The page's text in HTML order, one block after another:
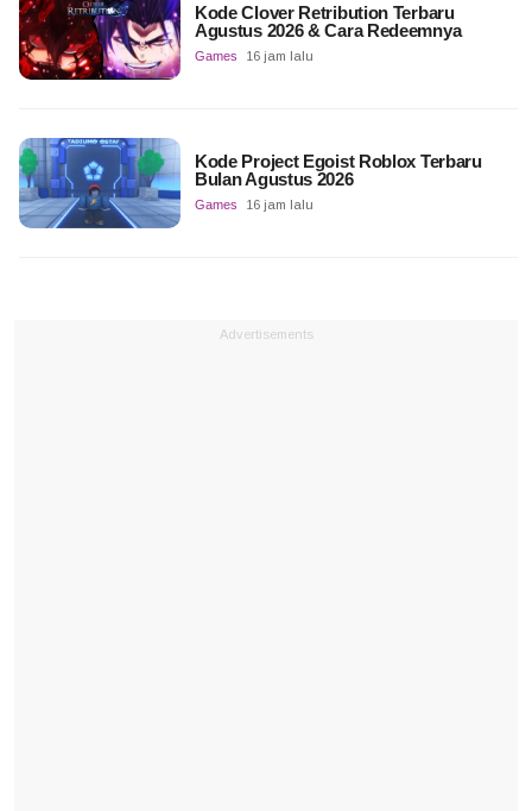
Kode Clover Retribution Terbaru
Agustus 2026 & Cara Redeemnya
Games 16 jam lalu
Kode Project Egoist Roblox Terbaru
Bulan Agustus 2026
Games 16 jam lalu
Advertisements